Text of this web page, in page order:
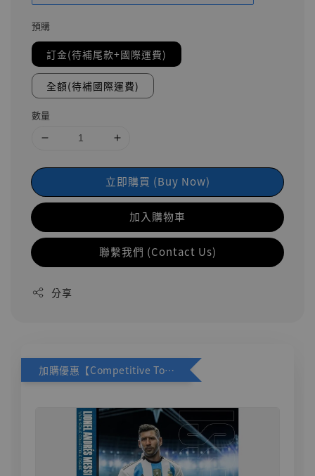
預購
訂金(待補尾款+國際運費)
全額(待補國際運費)
數量
立即購買 (Buy Now)
加入購物車
聯繫我們 (Contact Us)
分享
加購優惠【Competitive Toys 梅西 [CM001]】